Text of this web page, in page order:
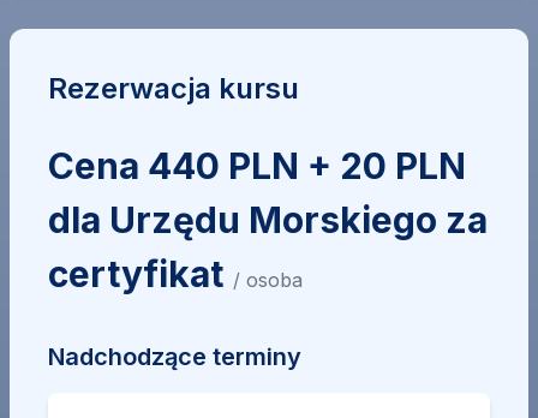
Rezerwacja kursu
Cena 440 PLN + 20 PLN
dla Urzędu Morskiego za
certyfikat / osoba
Nadchodzące terminy